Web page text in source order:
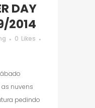
DAY
2014
0 Likes
nuvens
pedindo